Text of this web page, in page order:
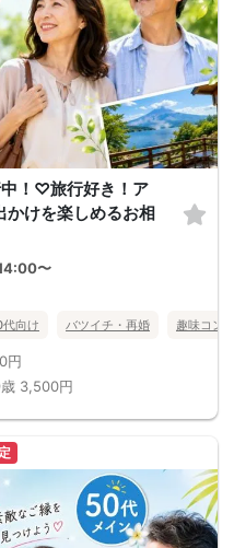
！♡旅行好き！ア
かけを楽しめるお相
〜
代向け バツイチ・再婚 趣味コン
円
3,500円